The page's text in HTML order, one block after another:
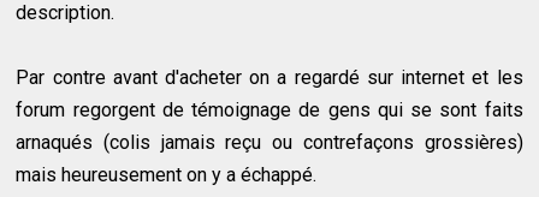
description.
Par contre avant d'acheter on a regardé sur internet et les
forum regorgent de témoignage de gens qui se sont faits
arnaqués (colis jamais reçu ou contrefaçons grossières)
mais heureusement on y a échappé.